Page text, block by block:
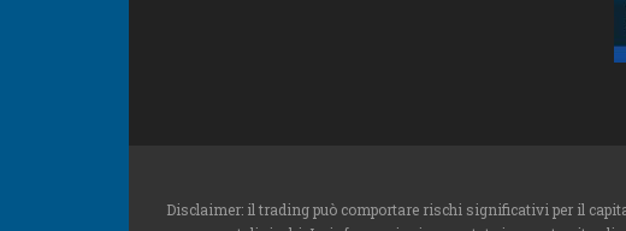
Disclaimer: il trading può comportare rischi significativi per il